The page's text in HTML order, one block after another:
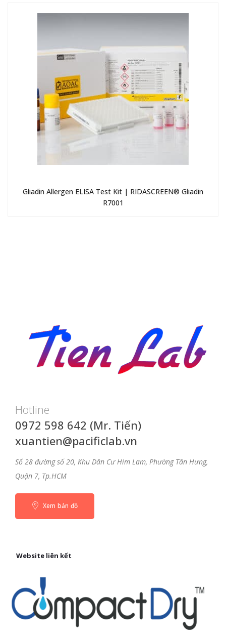
Gliadin Allergen ELISA Test Kit | RIDASCREEN® Gliadin
R7001
Hotline
0972 598 642 (Mr. Tiến)
xuantien@pacificlab.vn
Số 28 đường số 20, Khu Dân Cư Him Lam, Phường Tân Hưng,
Quận 7, Tp.HCM
Xem bản đồ
Website liên kết